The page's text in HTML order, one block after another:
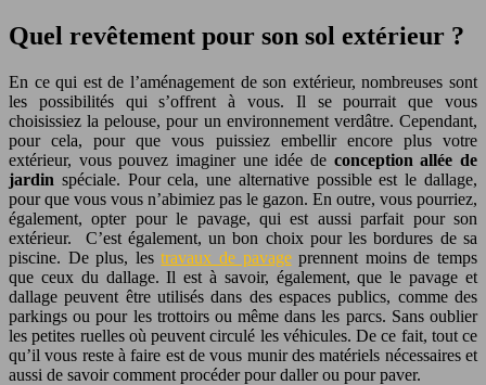
Quel revêtement pour son sol extérieur ?
En ce qui est de l’aménagement de son extérieur, nombreuses sont
les possibilités qui s’offrent à vous. Il se pourrait que vous
choisissiez la pelouse, pour un environnement verdâtre. Cependant,
pour cela, pour que vous puissiez embellir encore plus votre
extérieur, vous pouvez imaginer une idée de conception allée de
jardin spéciale. Pour cela, une alternative possible est le dallage,
pour que vous vous n’abimiez pas le gazon. En outre, vous pourriez,
également, opter pour le pavage, qui est aussi parfait pour son
extérieur. C’est également, un bon choix pour les bordures de sa
piscine. De plus, lestravaux de pavageprennent moins de temps
que ceux du dallage. Il est à savoir, également, que le pavage et
dallage peuvent être utilisés dans des espaces publics, comme des
parkings ou pour les trottoirs ou même dans les parcs. Sans oublier
les petites ruelles où peuvent circulé les véhicules. De ce fait, tout ce
qu’il vous reste à faire est de vous munir des matériels nécessaires et
aussi de savoir comment procéder pour daller ou pour paver.